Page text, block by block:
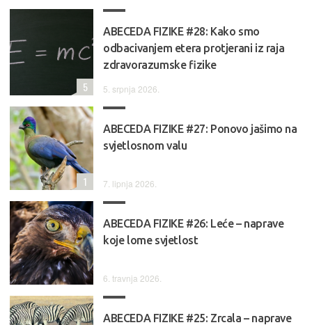
ABECEDA FIZIKE #28: Kako smo
odbacivanjem etera protjerani iz raja
zdravorazumske fizike
5. srpnja 2026.
5
ABECEDA FIZIKE #27: Ponovo jašimo na
svjetlosnom valu
7. lipnja 2026.
1
ABECEDA FIZIKE #26: Leće – naprave
koje lome svjetlost
6. travnja 2026.
ABECEDA FIZIKE #25: Zrcala – naprave